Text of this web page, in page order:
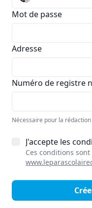
Mot de passe
Adresse
Numéro de registre
Nécessaire pour la
J'accepte les
Ces conditions